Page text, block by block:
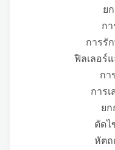
ย
ก
การรั
ฟิลเลอร์
กา
การ
ย
ตัดไ
หัตถ